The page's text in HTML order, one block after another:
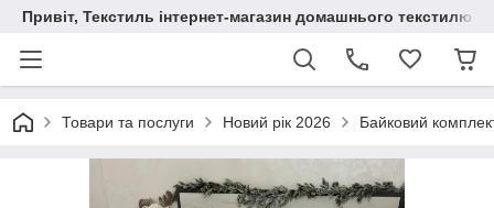
Привіт, Текстиль інтернет-магазин домашнього текстилю
Товари та послуги Новий рік 2026 Байковий